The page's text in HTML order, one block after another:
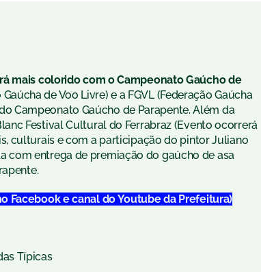
mais colorido com o Campeonato Gaúcho de
de Voo Livre) e a FGVL (Federação Gaúcha
Campeonato Gaúcho de Parapente. Além da
Festival Cultural do Ferrabraz (Evento ocorrerá
culturais e com a participação do pintor Juliano
com entrega de premiação do gaúcho de asa
Facebook e canal do Youtube da Prefeitura)
Típicas